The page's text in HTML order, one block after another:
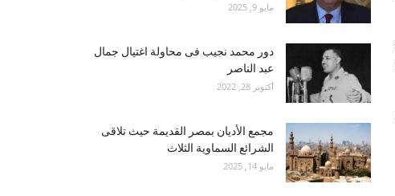
مايو 9, 2025
دور محمد نجيب فى محاولة اغتيال جمال
عبد الناصر
أكتوبر 28, 2022
مجمع الأديان بمصر القديمة حيث تلاقى
الشرائع السماوية الثلاث
مايو 14, 2025